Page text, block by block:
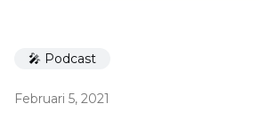
🎤 Podcast
Februari 5, 2021